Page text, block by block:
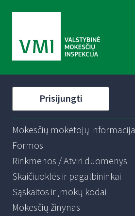
Prisijungti
Mokesčių mokėtojų informacija
Formos
Rinkmenos / Atviri duomenys
Skaičiuoklės ir pagalbininkai
Sąskaitos ir įmokų kodai
Mokesčių žinynas